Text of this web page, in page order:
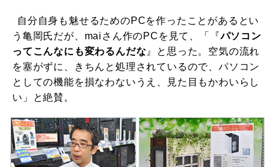
自分自身も魅せるためのPCを作ったことがあるとい
う亀岡氏だが、maiさん作のPCを見て、「『パソコン
ってこんなにも変わるんだな』と思った。空気の流れ
を塞がずに、きちんと処理されているので、パソコン
としての機能を損なわないうえ、見た目もかわいらし
い」と絶賛。